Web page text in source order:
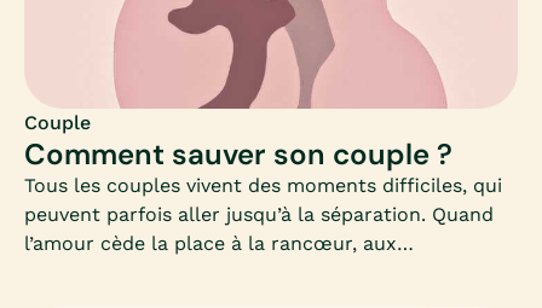
Couple
Comment sauver son couple ?
Tous les couples vivent des moments difficiles, qui
peuvent parfois aller jusqu’à la séparation. Quand
l’amour cède la place à la rancœur, aux